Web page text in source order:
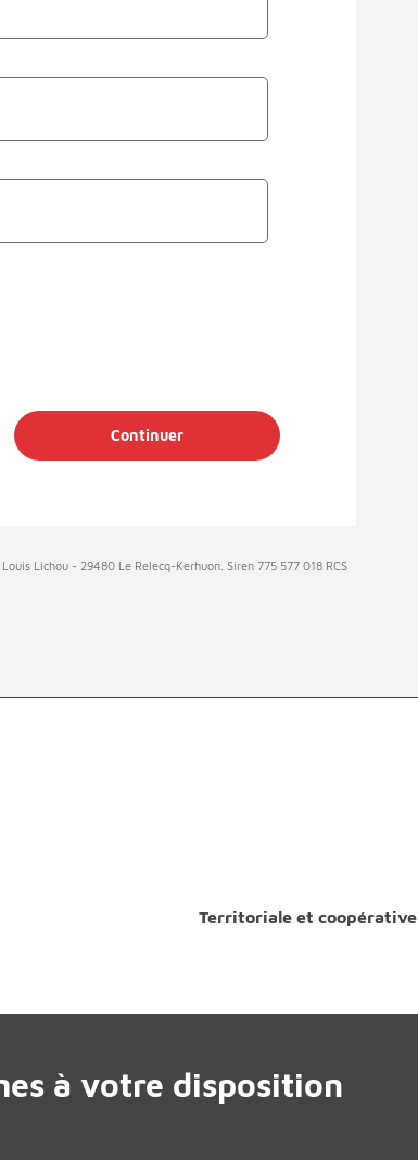
Continuer
Lichou - 29480 Le Relecq-Kerhuon. Siren 775 577 018 RCS
Territoriale et coopérative
à votre disposition